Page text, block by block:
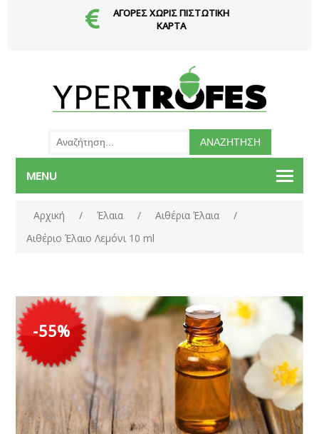
ΑΓΟΡΕΣ ΧΩΡΙΣ ΠΙΣΤΩΤΙΚΗ
ΚΑΡΤΑ
MENU
Αρχική / Έλαια / Αιθέρια Έλαια
/
Αιθέριο Έλαιο Λεμόνι 10 ml
-55%